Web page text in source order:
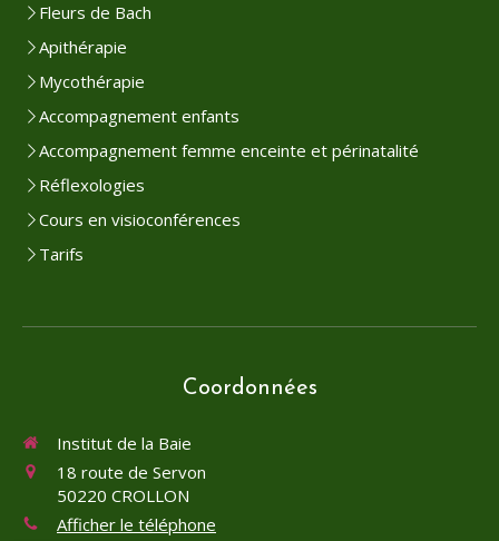
Fleurs de Bach
Apithérapie
Mycothérapie
Accompagnement enfants
Accompagnement femme enceinte et périnatalité
Réflexologies
Cours en visioconférences
Tarifs
Coordonnées
Institut de la Baie
18 route de Servon
50220 CROLLON
Afficher le téléphone